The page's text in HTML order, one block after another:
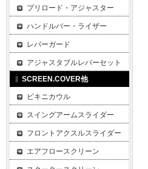
プリロード・アジャスター
ハンドルバー・ライザー
レバーガード
アジャスタブルレバーセット
SCREEN.COVER他
ビキニカウル
スイングアームスライダー
フロントアクスルスライダー
エアフロースクリーン